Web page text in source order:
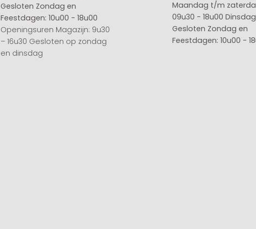
Gesloten Zondag en
Feestdagen: 10u00 - 18u00
Openingsuren Magazijn: 9u30
– 16u30 Gesloten op zondag
en dinsdag
Maandag t/m
09u30 - 18u00
Gesloten Zondag en
Feestdagen: 10u00 -